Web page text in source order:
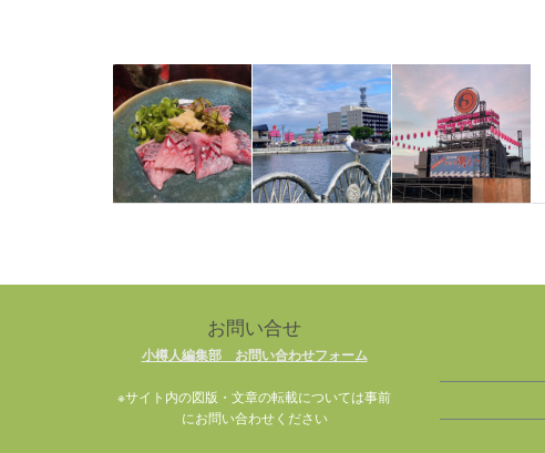
お問い合せ
小樽人編集部 お問い合わせフォーム
※サイト内の図版・文章の転載については事前
にお問い合わせください